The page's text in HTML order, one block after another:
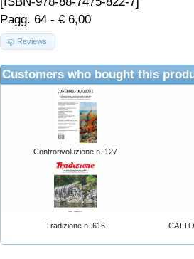
Pagg. 64 - € 6,00
Reviews
Customers who bought this
Controrivoluzione n. 127
Tradizione n. 616